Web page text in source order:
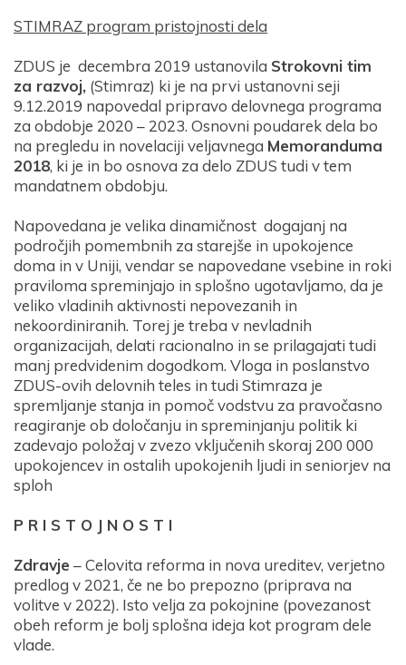
STIMRAZ program pristojnosti dela
ZDUS je decembra 2019 ustanovila Strokovni tim
za razvoj, (Stimraz) ki je na prvi ustanovni seji
9.12.2019 napovedal pripravo delovnega programa
za obdobje 2020 – 2023. Osnovni poudarek dela bo
na pregledu in novelaciji veljavnega Memoranduma
2018, ki je in bo osnova za delo ZDUS tudi v tem
mandatnem obdobju.
Napovedana je velika dinamičnost dogajanj na
področjih pomembnih za starejše in upokojence
doma in v Uniji, vendar se napovedane vsebine in roki
praviloma spreminjajo in splošno ugotavljamo, da je
veliko vladinih aktivnosti nepovezanih in
nekoordiniranih. Torej je treba v nevladnih
organizacijah, delati racionalno in se prilagajati tudi
manj predvidenim dogodkom. Vloga in poslanstvo
ZDUS-ovih delovnih teles in tudi Stimraza je
spremljanje stanja in pomoč vodstvu za pravočasno
reagiranje ob določanju in spreminjanju politik ki
zadevajo položaj v zvezo vključenih skoraj 200 000
upokojencev in ostalih upokojenih ljudi in seniorjev na
sploh
P R I S T O J N O S T I
Zdravje – Celovita reforma in nova ureditev, verjetno
predlog v 2021, če ne bo prepozno (priprava na
volitve v 2022). Isto velja za pokojnine (povezanost
obeh reform je bolj splošna ideja kot program dele
vlade.